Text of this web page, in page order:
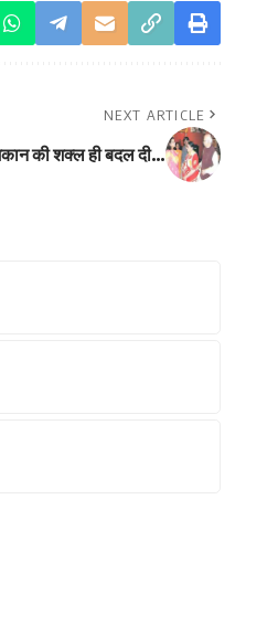
NEXT ARTICLE
की शक्ल ही बदल दी…